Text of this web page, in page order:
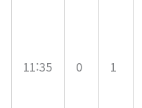
11:35 0 1